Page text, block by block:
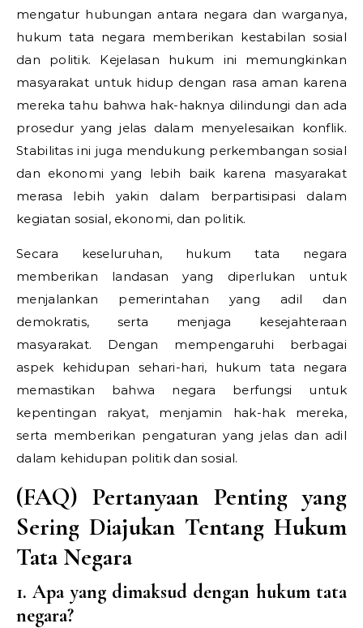
mengatur hubungan antara negara dan warganya,
hukum tata negara memberikan kestabilan sosial
dan politik. Kejelasan hukum ini memungkinkan
masyarakat untuk hidup dengan rasa aman karena
mereka tahu bahwa hak-haknya dilindungi dan ada
prosedur yang jelas dalam menyelesaikan konflik.
Stabilitas ini juga mendukung perkembangan sosial
dan ekonomi yang lebih baik karena masyarakat
merasa lebih yakin dalam berpartisipasi dalam
kegiatan sosial, ekonomi, dan politik.
Secara keseluruhan, hukum tata negara
memberikan landasan yang diperlukan untuk
menjalankan pemerintahan yang adil dan
demokratis, serta menjaga kesejahteraan
masyarakat. Dengan mempengaruhi berbagai
aspek kehidupan sehari-hari, hukum tata negara
memastikan bahwa negara berfungsi untuk
kepentingan rakyat, menjamin hak-hak mereka,
serta memberikan pengaturan yang jelas dan adil
dalam kehidupan politik dan sosial.
(FAQ) Pertanyaan Penting yang
Sering Diajukan Tentang Hukum
Tata Negara
1. Apa yang dimaksud dengan hukum tata
negara?